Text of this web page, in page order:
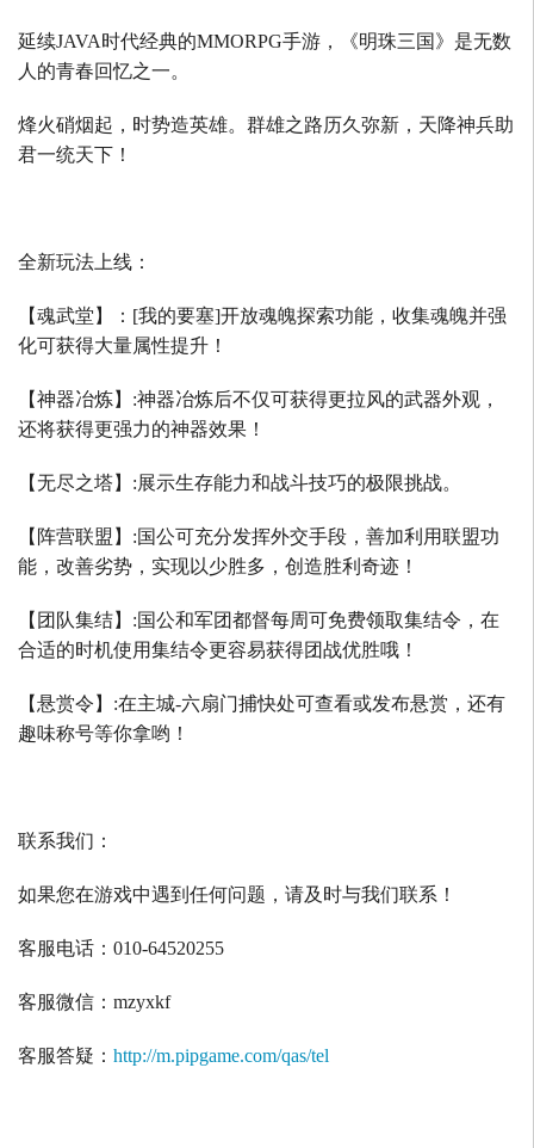
延续JAVA时代经典的MMORPG手游，《明珠三国》是无数
人的青春回忆之一。
烽火硝烟起，时势造英雄。群雄之路历久弥新，天降神兵助
君一统天下！
全新玩法上线：
【魂武堂】： [我的要塞]开放魂魄探索功能，收集魂魄并强
化可获得大量属性提升！
【神器冶炼】 :神器冶炼后不仅可获得更拉风的武器外观，
还将获得更强力的神器效果！
【无尽之塔】 :展示生存能力和战斗技巧的极限挑战。
【阵营联盟】 :国公可充分发挥外交手段，善加利用联盟功
能，改善劣势，实现以少胜多，创造胜利奇迹！
【团队集结】 :国公和军团都督每周可免费领取集结令，在
合适的时机使用集结令更容易获得团战优胜哦！
【悬赏令】 :在主城-六扇门捕快处可查看或发布悬赏，还有
趣味称号等你拿哟！
联系我们：
如果您在游戏中遇到任何问题，请及时与我们联系！
客服电话： 010-64520255
客服微信： mzyxkf
客服答疑： http://m.pipgame.com/qas/tel